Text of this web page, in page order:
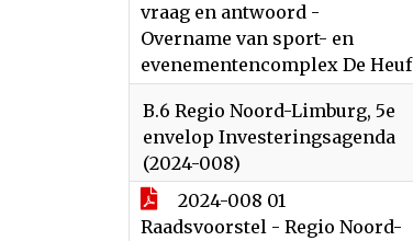
vraag en antwoord -
Overname van sport- en
evenementencomplex De Heuf
B.6 Regio Noord-Limburg, 5e
envelop Investeringsagenda
(2024-008)
2024-008 01
Raadsvoorstel - Regio Noord-